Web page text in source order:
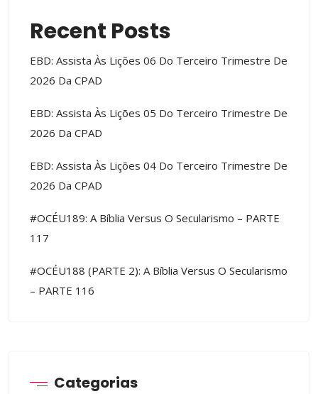
Recent Posts
EBD: Assista Às Lições 06 Do Terceiro Trimestre De
2026 Da CPAD
EBD: Assista Às Lições 05 Do Terceiro Trimestre De
2026 Da CPAD
EBD: Assista Às Lições 04 Do Terceiro Trimestre De
2026 Da CPAD
#OCÉU189: A Bíblia Versus O Secularismo – PARTE
117
#OCÉU188 (PARTE 2): A Bíblia Versus O Secularismo
– PARTE 116
Categorias